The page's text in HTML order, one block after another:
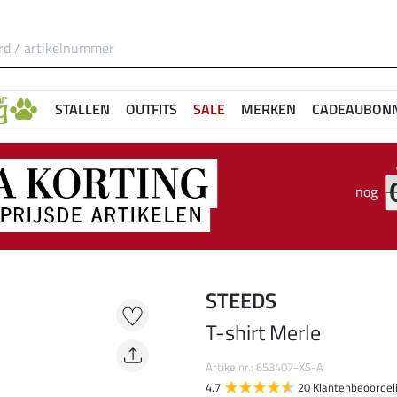
STALLEN OUTFITS SALE MERKEN
nog
STEEDS
T-shirt Merle
Artikelnr.: 653407-XS-A
4.7
20